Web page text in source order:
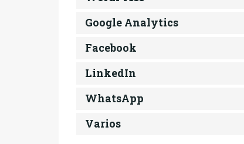
Google Analytics
Facebook
LinkedIn
WhatsApp
Varios